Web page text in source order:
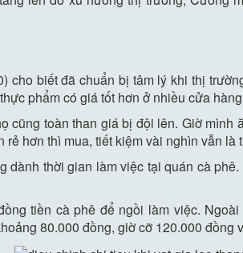
cho biết đã chuẩn bị tâm lý khi thị
phẩm có giá tốt hơn ở nhiều cửa
cũng toàn than giá bị đội lên. Giờ
hơn thì mua, tiết kiệm vài nghìn vẫn là
dành thời gian làm việc tại quán cà
tiền cà phê để ngồi làm việc.
80.000 đồng, giờ cỡ 120.000